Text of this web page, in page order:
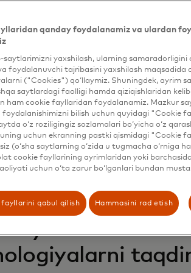
doimiy
foydalanish
qanday foydalanamiz va ulardan
saytlarimizni yaxshilash, ularning samaradorligini
foydalanuvchi tajribasini yaxshilash maqsadida
("Cookies") qo‘llaymiz. Shuningdek, ayrim
saytlardagi faolligi hamda qiziqishlaridan
ham cookie fayllaridan foydalanamiz. Mazkur
foydalanishimizni bilish uchun quyidagi "Cookie
o‘z roziligingiz sozlamalari bo‘yicha o‘z
uchun ekranning pastki qismidagi "Cookie
(o‘sha saytlarning o‘zida u tugmacha o‘rniga
cookie fayllarining ayrimlaridan yoki
uchun o‘ta zarur bo‘lganlari bundan
fayllarini qabul qilish Hammasini rad etish